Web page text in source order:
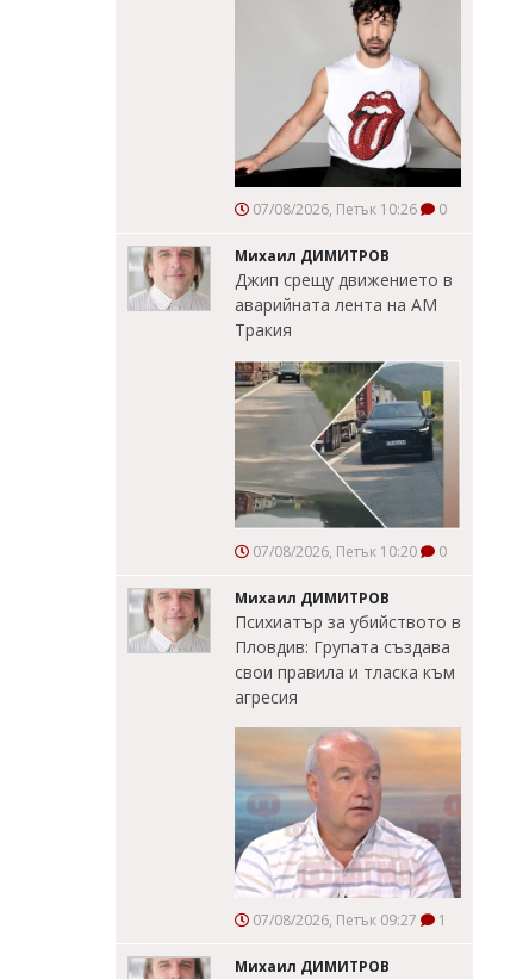
07/08/2026, Петък 10:26 0
Михаил ДИМИТРОВ
Джип срещу движението в
аварийната лента на АМ
Тракия
07/08/2026, Петък 10:20 0
Михаил ДИМИТРОВ
Психиатър за убийството в
Пловдив: Групата създава
свои правила и тласка към
агресия
07/08/2026, Петък 09:27 1
Михаил ДИМИТРОВ